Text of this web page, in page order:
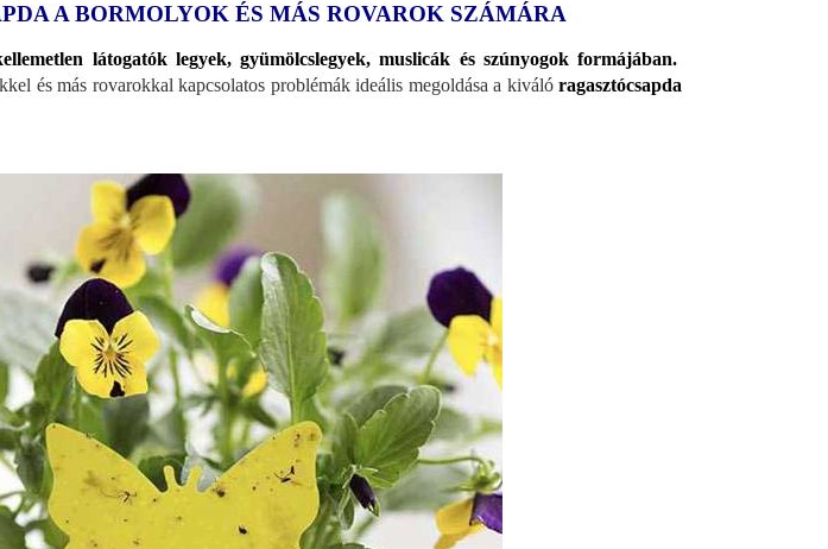
A BORMOLYOK ÉS MÁS ROVAROK SZÁMÁRA
látogatók legyek, gyümölcslegyek, muslicák és szúnyogok formájában.
és más rovarokkal kapcsolatos problémák ideális megoldása a kiváló ragasztócsapda